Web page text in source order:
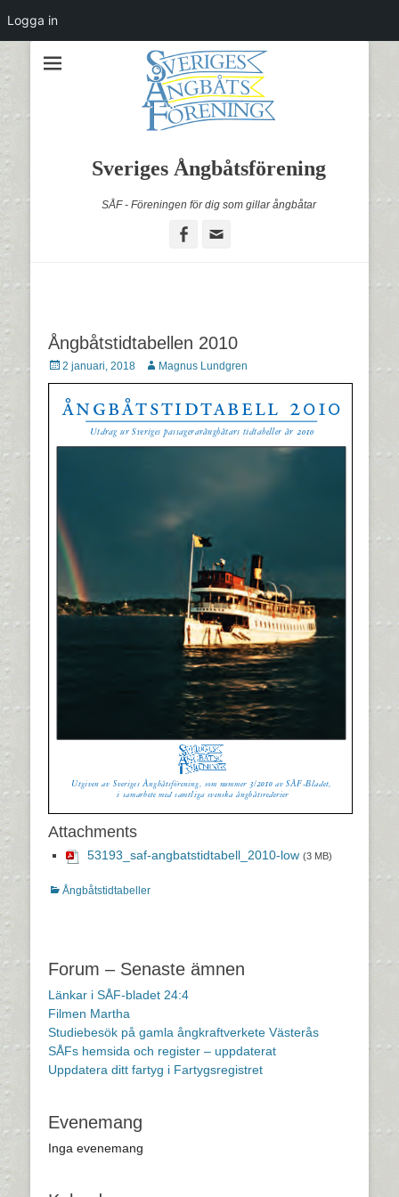
Sveriges Ångbåtsförening
SÅF - Föreningen för dig som gillar ångbåtar
Facebook
Ångbåtstidtabellen 2010
Postades
den
2 januari, 2018 Författare
Magnus Lundgren
Attachments
53193_saf-angbatstidtabell_2010-low (3 MB)
Kategorier
Ångbåtstidtabeller
Forum – Senaste ämnen
Länkar i SÅF-bladet 24:4
Filmen Martha
Studiebesök på gamla ångkraftverkete Västerås
SÅFs hemsida och register – uppdaterat
Uppdatera ditt fartyg i Fartygsregistret
Evenemang
Inga evenemang
Logga in